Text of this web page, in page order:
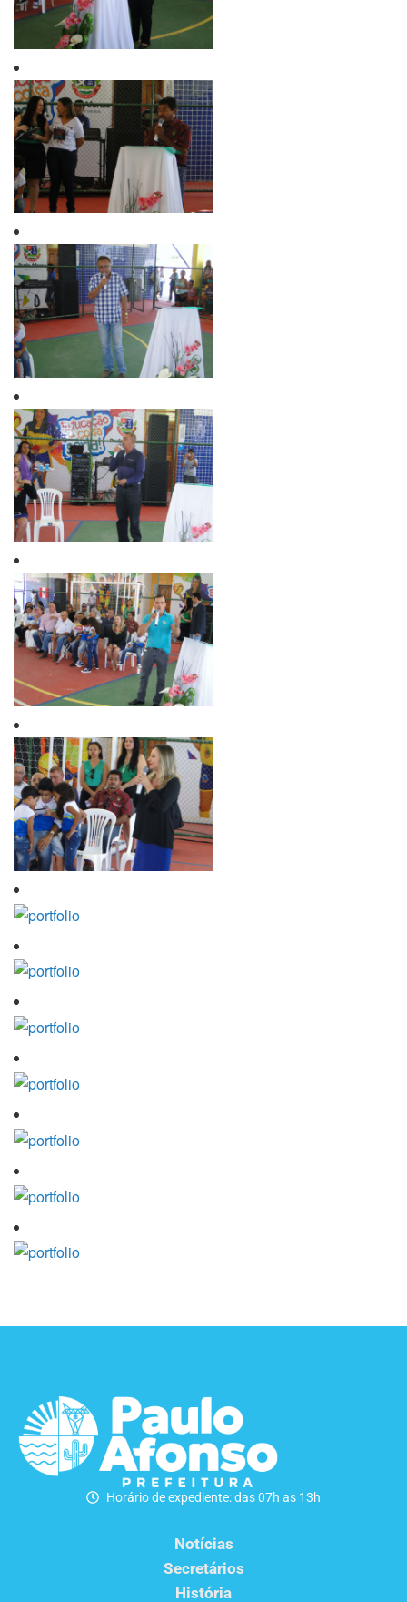
Horário de expediente: das 07h as 13h
Notícias
Secretários
História